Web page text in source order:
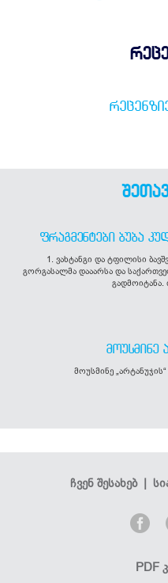
ᲤᲠᲐᲒᲛᲔᲜᲢᲔᲑᲘ ᲑᲣᲑᲐ
1. ვახტანგი და ტფილისი
გორგასალმა დააარსა და
გადმოიტანა.
ᲛᲝᲣᲡᲛᲘᲜᲔ
მოუსმინე
ჩვენ შესახებ|
PDF